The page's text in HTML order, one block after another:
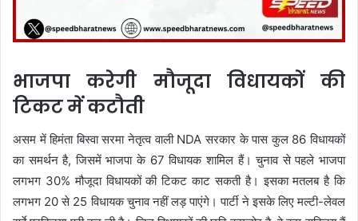
भाजपा करेगी मौजूदा विधायकों की
टिकट में कटौती
असम में हिमंता बिस्वा सरमा नेतृत्व वाली NDA सरकार के पास कुल 86 विधायकों
का समर्थन है, जिसमें भाजपा के 67 विधायक शामिल हैं। चुनाव से पहले भाजपा
लगभग 30% मौजूदा विधायकों की टिकट काट सकती है। इसका मतलब है कि
लगभग 20 से 25 विधायक चुनाव नहीं लड़ पाएंगे। पार्टी ने इसके लिए मल्टी-लेवल